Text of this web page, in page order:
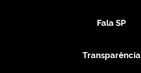
Fala SP
Transparência